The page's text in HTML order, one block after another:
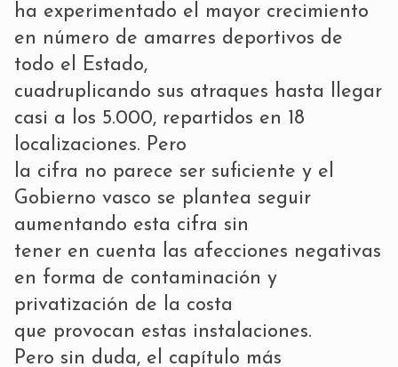
ha experimentado el mayor crecimiento
en número de amarres deportivos de
todo el Estado,
cuadruplicando sus atraques hasta llegar
casi a los 5.000, repartidos en 18
localizaciones. Pero
la cifra no parece ser suficiente y el
Gobierno vasco se plantea seguir
aumentando esta cifra sin
tener en cuenta las afecciones negativas
en forma de contaminación y
privatización de la costa
que provocan estas instalaciones.
Pero sin duda, el capítulo más